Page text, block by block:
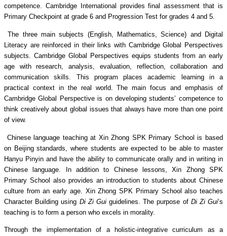
competence. Cambridge International provides final assessment that is
Primary Checkpoint at grade 6 and Progression Test for grades 4 and 5.
The three main subjects (English, Mathematics, Science) and Digital
Literacy are reinforced in their links with Cambridge Global Perspectives
subjects. Cambridge Global Perspectives equips students from an early
age with research, analysis, evaluation, reflection, collaboration and
communication skills. This program places academic learning in a
practical context in the real world. The main focus and emphasis of
Cambridge Global Perspective is on developing students’ competence to
think creatively about global issues that always have more than one point
of view.
Chinese language teaching at Xin Zhong SPK Primary School is based
on Beijing standards, where students are expected to be able to master
Hanyu Pinyin and have the ability to communicate orally and in writing in
Chinese language. In addition to Chinese lessons, Xin Zhong SPK
Primary School also provides an introduction to students about Chinese
culture from an early age. Xin Zhong SPK Primary School also teaches
Character Building using Di Zi Guiguidelines. The purpose of Di Zi Gui‘s
teaching is to form a person who excels in morality.
Through the implementation of a holistic-integrative curriculum as a